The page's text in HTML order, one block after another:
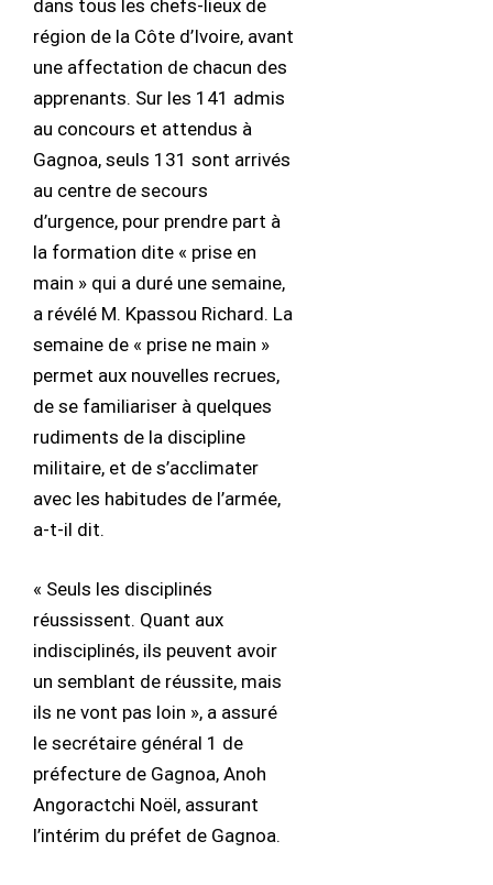
dans tous les chefs-lieux de
région de la Côte d’Ivoire, avant
une affectation de chacun des
apprenants. Sur les 141 admis
au concours et attendus à
Gagnoa, seuls 131 sont arrivés
au centre de secours
d’urgence, pour prendre part à
la formation dite « prise en
main » qui a duré une semaine,
a révélé M. Kpassou Richard. La
semaine de « prise ne main »
permet aux nouvelles recrues,
de se familiariser à quelques
rudiments de la discipline
militaire, et de s’acclimater
avec les habitudes de l’armée,
a-t-il dit.
« Seuls les disciplinés
réussissent. Quant aux
indisciplinés, ils peuvent avoir
un semblant de réussite, mais
ils ne vont pas loin », a assuré
le secrétaire général 1 de
préfecture de Gagnoa, Anoh
Angoractchi Noël, assurant
l’intérim du préfet de Gagnoa.